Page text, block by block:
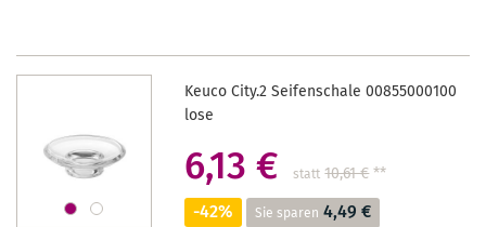
Keuco City.2 Seifenschale 00855000100
lose
6,13 € statt 10,61 €**
-42% Sie sparen 4,49 €